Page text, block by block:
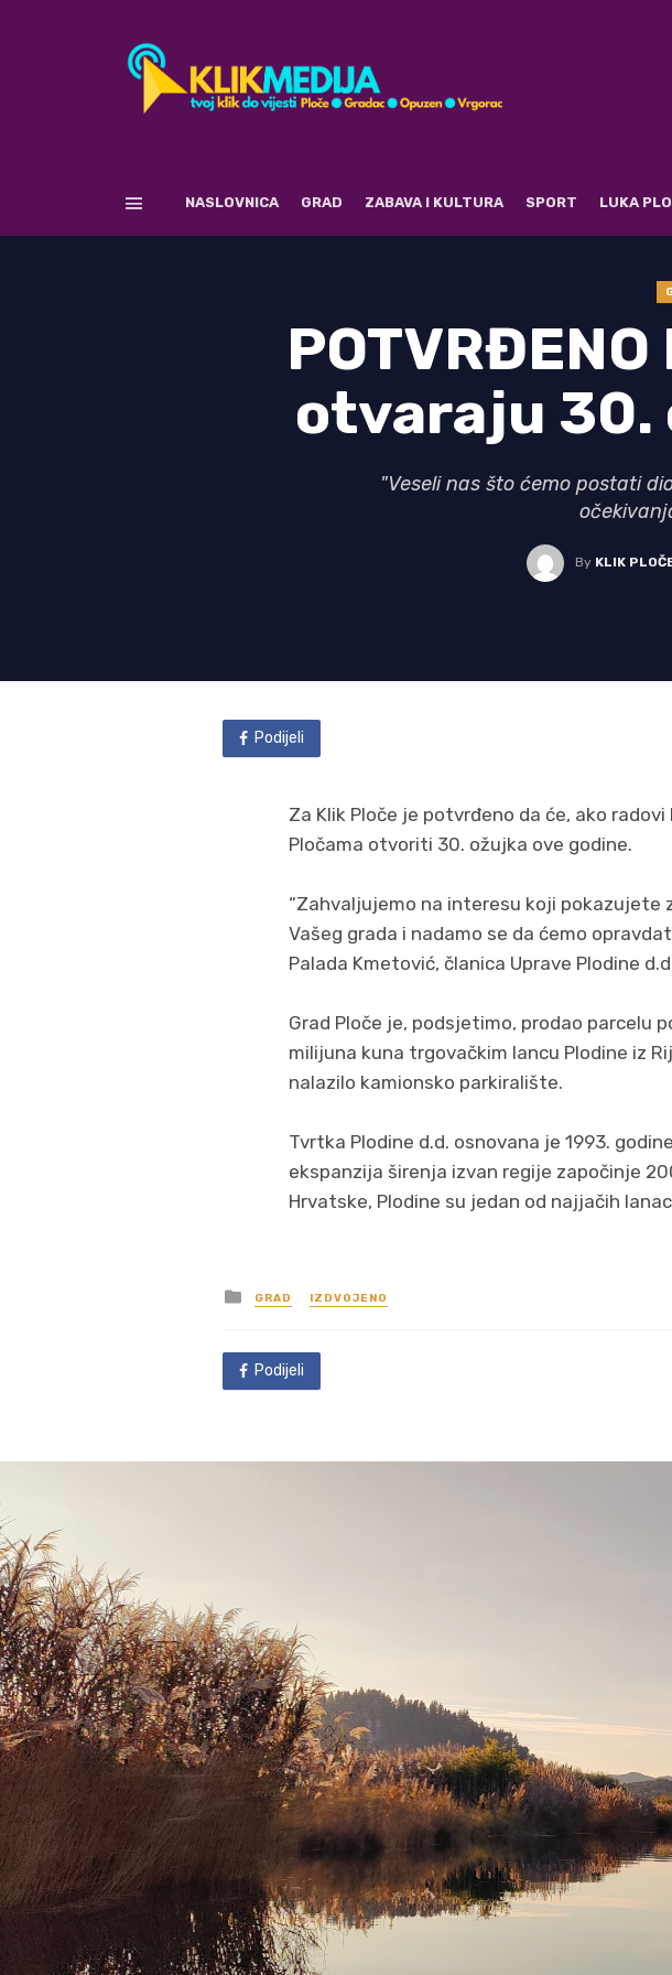
NASLOVNICA GRAD ZABAVA I KULTURA SPORT LUKA
otvaraju 30.
"Veseli nas što ćemo postati
By KLIK
Podijeli
Za Klik Ploče je potvrđeno da će, ako
Pločama otvoriti 30. ožujka ove godine.
“Zahvaljujemo na interesu koji pokazujete
Vašeg grada i nadamo se da ćemo
Palada Kmetović, članica Uprave Plodine
Grad Ploče je, podsjetimo, prodao parcelu
milijuna kuna trgovačkim lancu Plodine iz
nalazilo kamionsko parkiralište.
Tvrtka Plodine d.d. osnovana je 1993.
ekspanzija širenja izvan regije započinje
Hrvatske, Plodine su jedan od najjačih
Posted
in
GRAD IZDVOJENO
Podijeli